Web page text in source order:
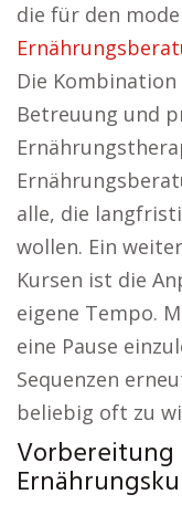
die für den
Die
Betreuung und
alle, die
wollen. Ein
Kursen ist die
eigene Tempo.
eine Pause
Sequenzen
beliebig oft zu